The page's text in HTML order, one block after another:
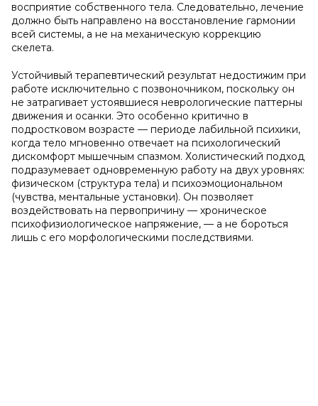
восприятие собственного тела. Следовательно, лечение
должно быть направлено на восстановление гармонии
всей системы, а не на механическую коррекцию
скелета.
Устойчивый терапевтический результат недостижим при
работе исключительно с позвоночником, поскольку он
не затрагивает устоявшиеся неврологические паттерны
движения и осанки. Это особенно критично в
подростковом возрасте — периоде лабильной психики,
когда тело мгновенно отвечает на психологический
дискомфорт мышечным спазмом. Холистический подход
подразумевает одновременную работу на двух уровнях:
физическом (структура тела) и психоэмоциональном
(чувства, ментальные установки). Он позволяет
воздействовать на первопричину — хроническое
психофизиологическое напряжение, — а не бороться
лишь с его морфологическими последствиями.